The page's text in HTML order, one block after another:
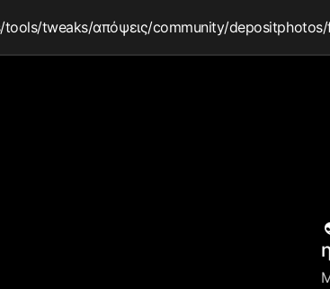
/tools/tweaks/απόψεις/community/depositphotos/